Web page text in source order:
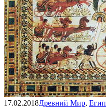
17.02.2018Древний Мир,